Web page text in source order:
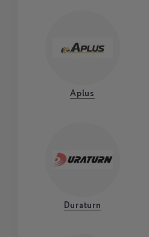
Aplus
Duraturn